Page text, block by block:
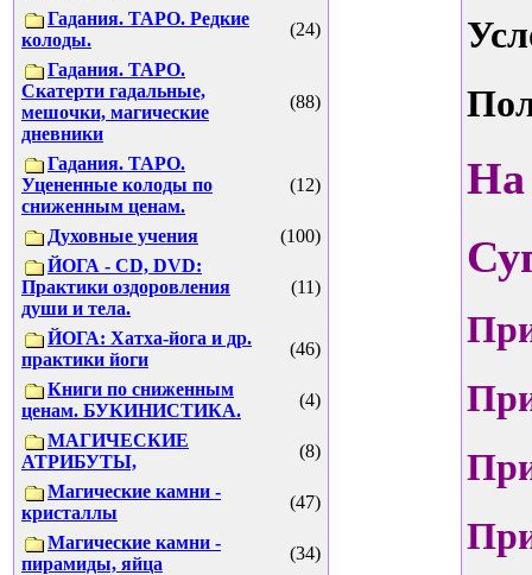
Гадания. ТАРО. Редкие
колоды.
(24)
Гадания. ТАРО.
Скатерти гадальные,
мешочки, магические
дневники
(88)
Гадания. ТАРО.
Уцененные колоды по
сниженным ценам.
(12)
Духовные учения
(100)
ЙОГА - CD, DVD:
Практики оздоровления
души и тела.
(11)
ЙОГА: Хатха-йога и др.
практики йоги
(46)
Книги по сниженным
ценам. БУКИНИСТИКА.
(4)
МАГИЧЕСКИЕ
АТРИБУТЫ,
(8)
Магические камни -
кристаллы
(47)
Магические камни -
пирамиды, яйца
(34)
На